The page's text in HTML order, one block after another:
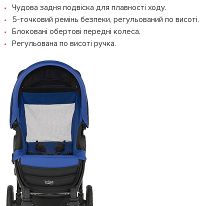
Чудова задня подвіска для плавності ходу.
5-точковий ремінь безпеки, регульований по висоті.
Блоковані обертові передні колеса.
Регульована по висоті ручка.